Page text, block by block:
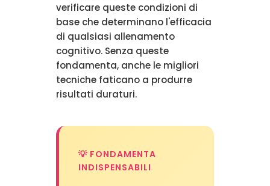
verificare queste condizioni di
base che determinano l'efficacia
di qualsiasi allenamento
cognitivo. Senza queste
fondamenta, anche le migliori
tecniche faticano a produrre
risultati duraturi.
💡 FONDAMENTA
INDISPENSABILI